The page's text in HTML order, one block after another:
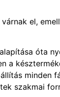
el,
óta
a
minden
szakmai